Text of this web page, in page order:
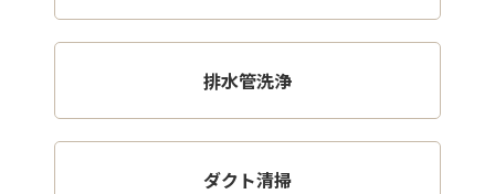
排水管洗浄
ダクト清掃